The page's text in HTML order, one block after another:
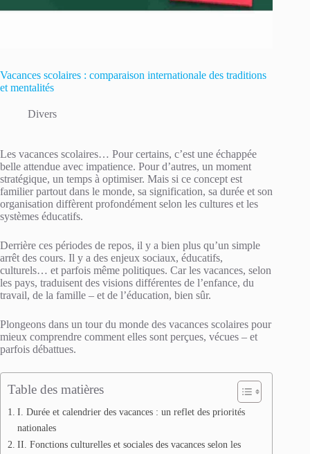
Vacances scolaires : comparaison internationale des traditions
et mentalités
Divers
Les vacances scolaires… Pour certains, c’est une échappée
belle attendue avec impatience. Pour d’autres, un moment
stratégique, un temps à optimiser. Mais si ce concept est
familier partout dans le monde, sa signification, sa durée et son
organisation diffèrent profondément selon les cultures et les
systèmes éducatifs.
Derrière ces périodes de repos, il y a bien plus qu’un simple
arrêt des cours. Il y a des enjeux sociaux, éducatifs,
culturels… et parfois même politiques. Car les vacances, selon
les pays, traduisent des visions différentes de l’enfance, du
travail, de la famille – et de l’éducation, bien sûr.
Plongeons dans un tour du monde des vacances scolaires pour
mieux comprendre comment elles sont perçues, vécues – et
parfois débattues.
Table des matières
I. Durée et calendrier des vacances : un reflet des priorités
nationales
II. Fonctions culturelles et sociales des vacances selon les